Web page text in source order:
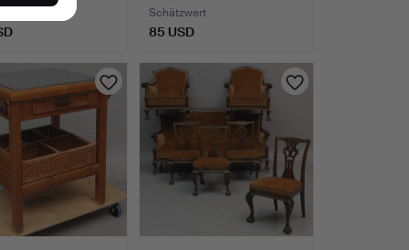
Schätzwert
85 USD